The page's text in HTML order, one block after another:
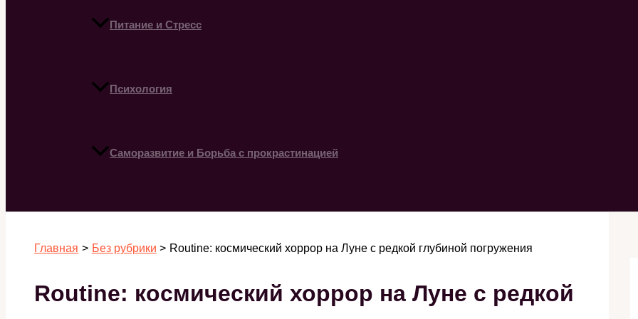
Питание и Стресс
Психология
Саморазвитие и Борьба с прокрастинацией
Главная Без рубрики Routine: космический хоррор на Луне с редкой глубиной погружения
Routine: космический хоррор на Луне с редкой